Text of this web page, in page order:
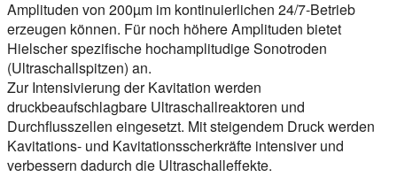
Amplituden von 200µm im kontinuierlichen 24/7-Betrieb
erzeugen können. Für noch höhere Amplituden bietet
Hielscher spezifische hochamplitudige Sonotroden
(Ultraschallspitzen) an.
Zur Intensivierung der Kavitation werden
druckbeaufschlagbare Ultraschallreaktoren und
Durchflusszellen eingesetzt. Mit steigendem Druck werden
Kavitations- und Kavitationsscherkräfte intensiver und
verbessern dadurch die Ultraschalleffekte.